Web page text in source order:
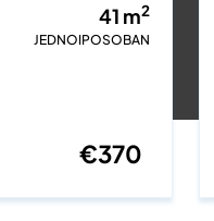
41 m2
JEDNOIPOSOBAN
€370